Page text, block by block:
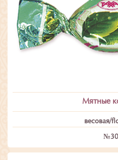
Мятные
весовая/